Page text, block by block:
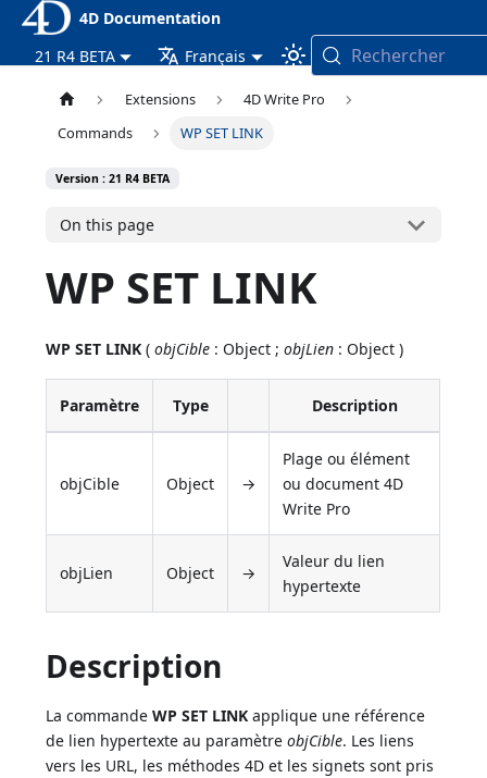
4D Documentation
21 R4 BETA
Français Rechercher
Extensions
4D Write Pro
Commands
WP SET LINK
Version : 21 R4 BETA
On this page
WP SET LINK
WP SET LINK (objCible : Object ;objLien : Object )
Paramètre Type Description
objCible Object →
Plage ou élément
ou document 4D
Write Pro
objLien Object →
Valeur du lien
hypertexte
Description
La commandeWP SET LINK applique une référence
de lien hypertexte au paramètreobjCible. Les liens
vers les URL, les méthodes 4D et les signets sont pris